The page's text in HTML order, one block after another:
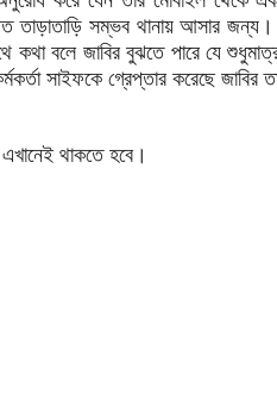
সম্ভব থানায় আসার জন্য।
কথা বলে জাবির বুঝতে পারে যে
সাইফকে গ্রেপ্তার করেছে জাবির
থাকতে হবে।